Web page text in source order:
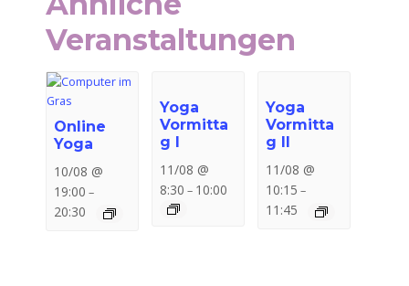
Veranstaltungen
Online
Yoga
10/08 @
19:00 –
20:30
Yoga
Vormitta
g I
11/08 @
8:30 – 10:00
Yoga
Vormitta
g II
11/08 @
10:15 –
11:45